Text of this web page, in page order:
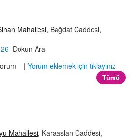
Mahallesi, Bağdat Caddesi,
Dokun Ara
| Yorum eklemek için tıklayınız
Tümü
Mahallesi, Karaaslan Caddesi,